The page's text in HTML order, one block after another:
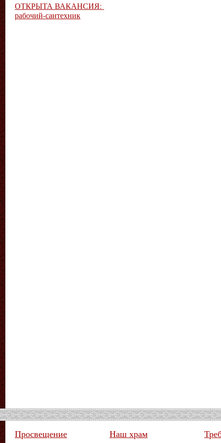
ОТКРЫТА ВАКАНСИЯ:
рабочий-сантехник
Просвещение Наш храм